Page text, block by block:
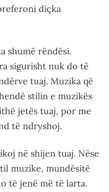
diçka
shumë rëndësi.
sigurisht nuk do të
tuaj. Muzika që
stilin e muzikës
jetës tuaj, por me
të ndryshoj.
në shijen tuaj. Nëse
muzike, mundësitë
të jenë më të larta.